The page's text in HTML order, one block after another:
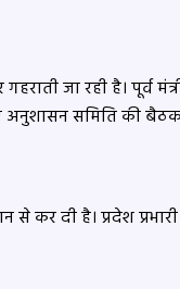
जा रही है। पूर्व
समिति की
से कर दी है। प्रदेश